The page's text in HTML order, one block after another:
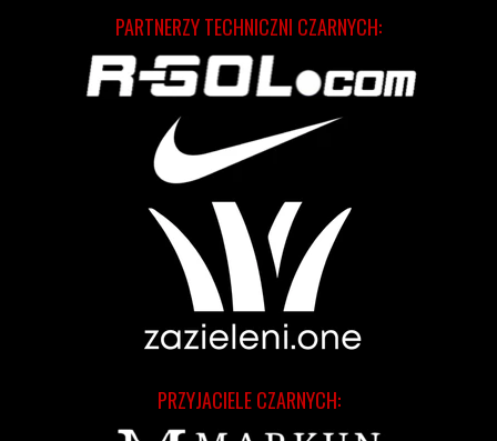
PRZYJACIELE CZARNYCH:
PARTNERZY TECHNICZNI CZARNYCH: